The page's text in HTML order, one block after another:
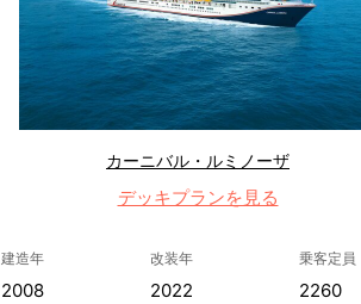
カーニバル・ルミノーザ
デッキプランを見る
建造年
2008
改装年
2022
乗客定員
2260